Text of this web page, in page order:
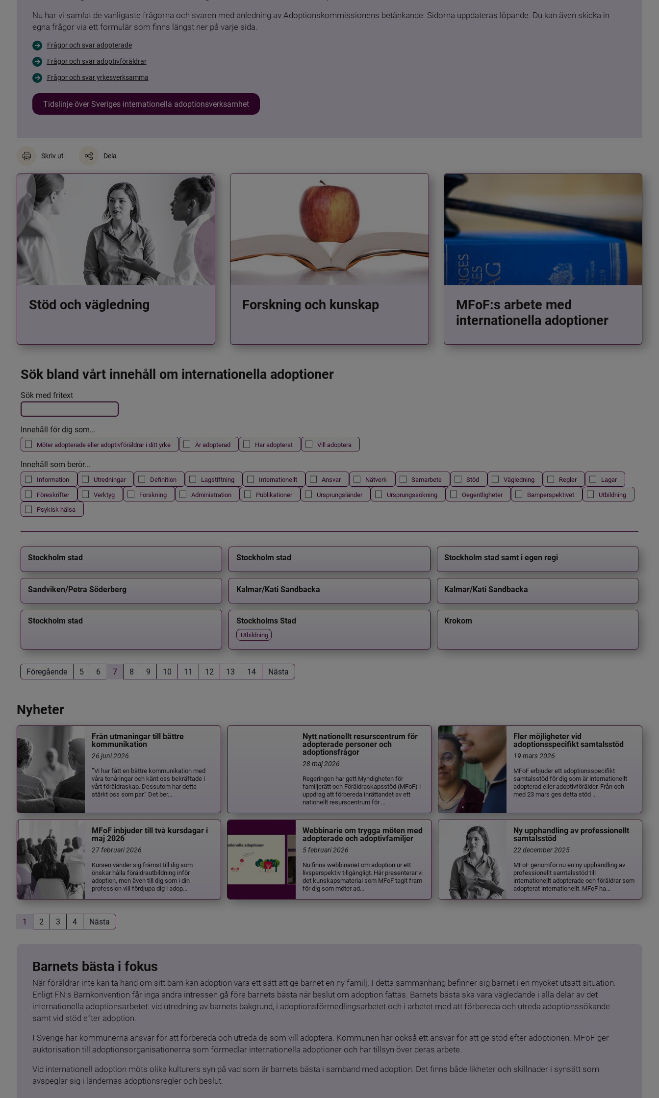
Nu har vi samlat de vanligaste frågorna och svaren med anledning av Adoptionskommissionens betänkande. Sidorna uppdateras löpande. Du kan även skicka in
egna frågor via ett formulär som finns längst ner på varje sida.
Frågor och svar adopterade
Frågor och svar adoptivföräldrar
Frågor och svar yrkesverksamma
Tidslinje över Sveriges internationella adoptionsverksamhet
Skriv ut Dela
Stöd och vägledning Forskning och kunskap
MFoF:s arbete med
internationella adoptioner
Sök bland vårt innehåll om internationella adoptioner
Filtrera resultatet
Det här formuläret postas automatiskt
Sök med fritext
Innehåll för dig som...
Möter adopterade eller adoptivföräldrar i ditt yrke Är adopterad Har adopterat Vill adoptera
Innehåll som berör...
Information Utredningar Definition Lagstiftning Internationellt Ansvar Nätverk Samarbete Stöd Vägledning Regler
Lagar
Föreskrifter
Verktyg Forskning Administration Publikationer Ursprungsländer Ursprungssökning Oegentligheter Barnperspektivet
Utbildning
Psykisk hälsa
Stockholm stad Stockholm stad Stockholm stad samt i egen regi
Sandviken/Petra Söderberg Kalmar/Kati Sandbacka Kalmar/Kati Sandbacka
Stockholm stad Stockholms Stad
Utbildning
Krokom
Föregående 5 6 7 8 9 10 11 12 13 14 Nästa
Nyheter
Från utmaningar till bättre
kommunikation
26 juni 2026
”Vi har fått en bättre kommunikation med
våra tonåringar och känt oss bekräftade i
vårt föräldraskap. Dessutom har detta
stärkt oss som par.” Det ber...
Nytt nationellt resurscentrum för
adopterade personer och
adoptionsfrågor
28 maj 2026
Regeringen har gett Myndigheten för
familjerätt och Föräldraskapsstöd (MFoF) i
uppdrag att förbereda inrättandet av ett
nationellt resurscentrum för ...
Fler möjligheter vid
adoptionsspecifikt samtalsstöd
19 mars 2026
MFoF erbjuder ett adoptionsspecifikt
samtalsstöd för dig som är internationellt
adopterad eller adoptivförälder. Från och
med 23 mars ges detta stöd ...
MFoF inbjuder till två kursdagar i
maj 2026
27 februari 2026
Kursen vänder sig främst till dig som
önskar hålla föräldrautbildning inför
adoption, men även till dig som i din
profession vill fördjupa dig i adop...
Webbinarie om trygga möten med
adopterade och adoptivfamiljer
5 februari 2026
Nu finns webbinariet om adoption ur ett
livsperspektiv tillgängligt. Här presenterar vi
det kunskapsmaterial som MFoF tagit fram
för dig som möter ad...
Ny upphandling av professionellt
samtalsstöd
22 december 2025
MFoF genomför nu en ny upphandling av
professionellt samtalsstöd till
internationellt adopterade och föräldrar som
adopterat internationellt. MFoF ha...
1 2 3 4 Nästa
Barnets bästa i fokus
När föräldrar inte kan ta hand om sitt barn kan adoption vara ett sätt att ge barnet en ny familj. I detta sammanhang befinner sig barnet i en mycket utsatt situation.
Enligt FN:s Barnkonvention får inga andra intressen gå före barnets bästa när beslut om adoption fattas. Barnets bästa ska vara vägledande i alla delar av det
internationella adoptionsarbetet: vid utredning av barnets bakgrund, i adoptionsförmedlingsarbetet och i arbetet med att förbereda och utreda adoptionssökande
samt vid stöd efter adoption.
I Sverige har kommunerna ansvar för att förbereda och utreda de som vill adoptera. Kommunen har också ett ansvar för att ge stöd efter adoptionen. MFoF ger
auktorisation till adoptionsorganisationerna som förmedlar internationella adoptioner och har tillsyn över deras arbete.
Vid internationell adoption möts olika kulturers syn på vad som är barnets bästa i samband med adoption. Det finns både likheter och skillnader i synsätt som
avspeglar sig i ländernas adoptionsregler och beslut.